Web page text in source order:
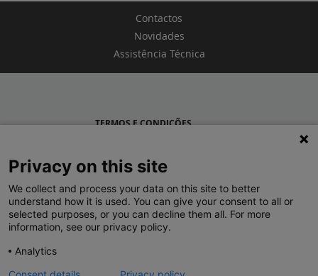
Contactos
Novidades
Assistência Técnica
TERMOS E CONDIÇÕES
LEGRAND PORTUGAL
GRUPO LEGRAND NO MUNDO
Privacy on this site
We collect and process your data on this site to better
understand how it is used. You can give your consent to all or
selected purposes, or you can decline them all. For more
information, see our privacy policy.
Analytics